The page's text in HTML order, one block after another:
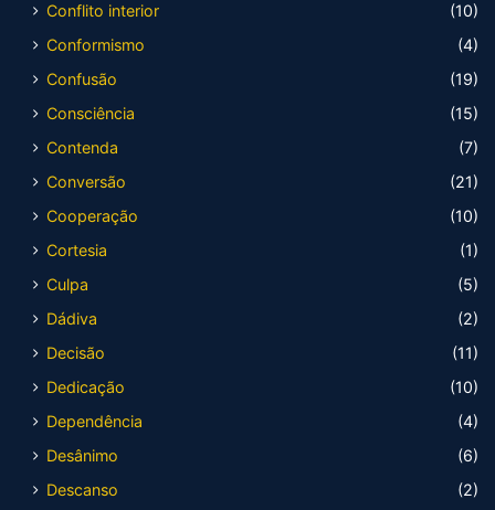
Conflito interior
(10)
Conformismo
(4)
Confusão
(19)
Consciência
(15)
Contenda
(7)
Conversão
(21)
Cooperação
(10)
Cortesia
(1)
Culpa
(5)
Dádiva
(2)
Decisão
(11)
Dedicação
(10)
Dependência
(4)
Desânimo
(6)
Descanso
(2)